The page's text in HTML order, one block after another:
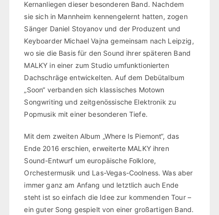
Kernanliegen dieser besonderen Band. Nachdem
sie sich in Mannheim kennengelernt hatten, zogen
Sänger Daniel Stoyanov und der Produzent und
Keyboarder Michael Vajna gemeinsam nach Leipzig,
wo sie die Basis für den Sound ihrer späteren Band
MALKY in einer zum Studio umfunktionierten
Dachschräge entwickelten. Auf dem Debütalbum
„Soon“ verbanden sich klassisches Motown
Songwriting und zeitgenössische Elektronik zu
Popmusik mit einer besonderen Tiefe.
Mit dem zweiten Album „Where Is Piemont“, das
Ende 2016 erschien, erweiterte MALKY ihren
Sound-Entwurf um europäische Folklore,
Orchestermusik und Las-Vegas-Coolness. Was aber
immer ganz am Anfang und letztlich auch Ende
steht ist so einfach die Idee zur kommenden Tour –
ein guter Song gespielt von einer großartigen Band.